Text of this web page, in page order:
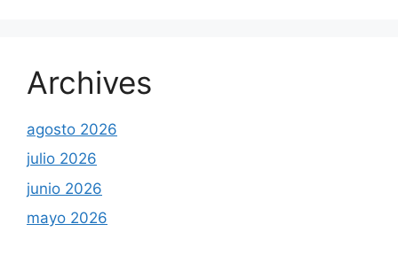
Archives
agosto 2026
julio 2026
junio 2026
mayo 2026